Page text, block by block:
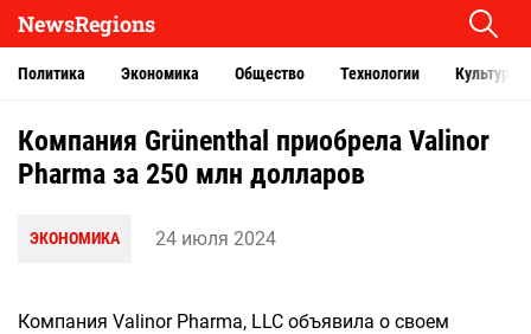
NewsRegions
Политика Экономика Общество Технологии Культура
Компания Grünenthal приобрела Valinor
Pharma за 250 млн долларов
ЭКОНОМИКА 24 июля 2024
Компания Valinor Pharma, LLC объявила о своем